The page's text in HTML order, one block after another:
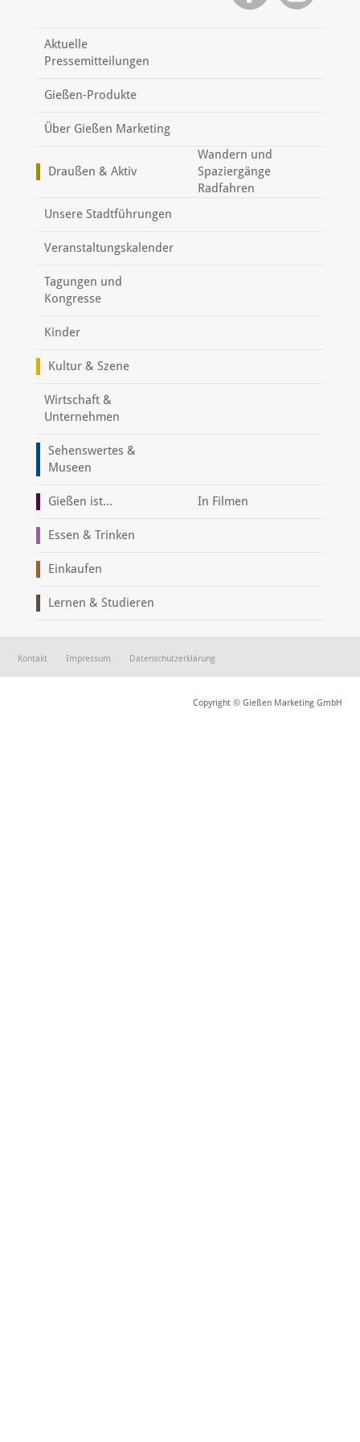
Aktuelle
Pressemitteilungen
Gießen-Produkte
Über Gießen Marketing
Draußen & Aktiv
Wandern und
Spaziergänge
Radfahren
Unsere Stadtführungen
Veranstaltungskalender
Tagungen und
Kongresse
Kinder
Kultur & Szene
Wirtschaft &
Unternehmen
Sehenswertes &
Museen
Gießen ist... In Filmen
Essen & Trinken
Einkaufen
Lernen & Studieren
Kontakt Impressum Datenschutzerklärung
Copyright © Gießen Marketing GmbH